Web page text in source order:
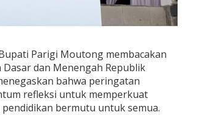
Parigi Moutong membacakan
dan Menengah Republik
bahwa peringatan
refleksi untuk memperkuat
bermutu untuk semua.